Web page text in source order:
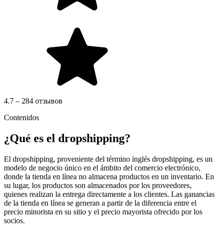
4.7 – 284 отзывов
Contenidos
¿Qué es el dropshipping?
El dropshipping, proveniente del término inglés dropshipping, es un
modelo de negocio único en el ámbito del comercio electrónico,
donde la tienda en línea no almacena productos en un inventario. En
su lugar, los productos son almacenados por los proveedores,
quienes realizan la entrega directamente a los clientes. Las ganancias
de la tienda en línea se generan a partir de la diferencia entre el
precio minorista en su sitio y el precio mayorista ofrecido por los
socios.